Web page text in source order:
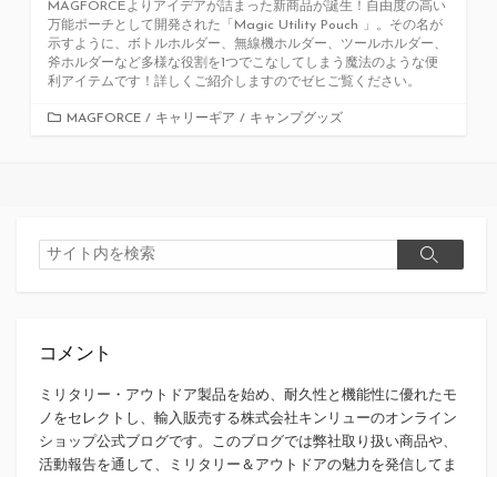
MAGFORCEよりアイデアが詰まった新商品が誕生！自由度の高い
万能ポーチとして開発された「Magic Utility Pouch 」。その名が
示すように、ボトルホルダー、無線機ホルダー、ツールホルダー、
斧ホルダーなど多様な役割を1つでこなしてしまう魔法のような便
利アイテムです！詳しくご紹介しますのでゼヒご覧ください。
カ
MAGFORCE / キャリーギア / キャンプグッズ
検
索
検
コメント
ミリタリー・アウトドア製品を始め、耐久性と機能性に優れたモ
ノをセレクトし、輸入販売する株式会社キンリューのオンライン
ショップ公式ブログです。このブログでは弊社取り扱い商品や、
活動報告を通して、ミリタリー＆アウトドアの魅力を発信してま